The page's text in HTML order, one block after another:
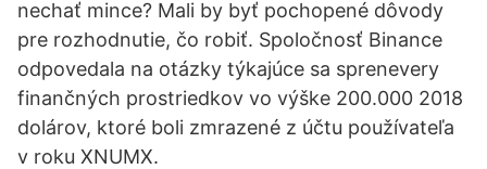
nechať mince? Mali by byť pochopené dôvody
pre rozhodnutie, čo robiť. Spoločnosť Binance
odpovedala na otázky týkajúce sa sprenevery
finančných prostriedkov vo výške 200.000 2018
dolárov, ktoré boli zmrazené z účtu používateľa
v roku XNUMX.